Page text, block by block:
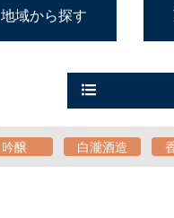
地域から探す
吟醸 白瀧酒造